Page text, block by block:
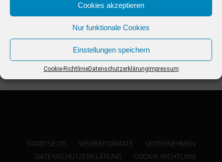
Cookies akzeptieren
Nur funktionale Cookies
Einstellungen speichern
Cookie-RichtlinieDatenschutzerklärung Impressum
STARTSEITE WERBEFORMATE
UNTERNEHMEN
DATENSCHUTZERKLÄRUNG
COOKIE-RICHTLINIE